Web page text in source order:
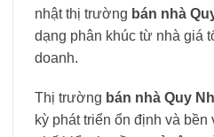
nhật thị trường bán nhà
dạng phân khúc từ nhà giá
doanh.
Thị trường bán nhà Quy
kỳ phát triển ổn định và